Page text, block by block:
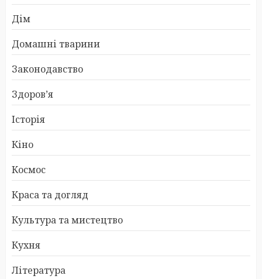
Дім
Домашні тварини
Законодавство
Здоров’я
Історія
Кіно
Космос
Краса та догляд
Культура та мистецтво
Кухня
Література